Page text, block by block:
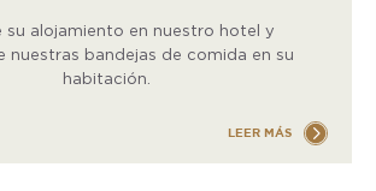
su alojamiento en nuestro hotel y
nuestras bandejas de comida en su
habitación.
LEER MÁS